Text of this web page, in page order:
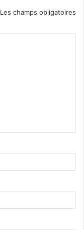
Les champs obligatoires